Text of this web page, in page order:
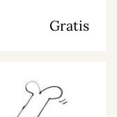
Gratis